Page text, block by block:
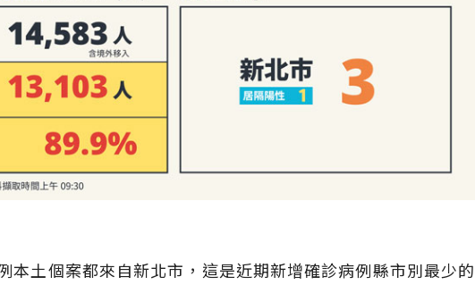
本土個案都來自新北市，這是近期新增確診病例縣市別最少的